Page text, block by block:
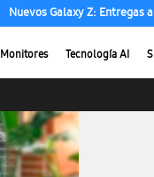
Nuevos Galaxy Z: Entregas
Monitores Tecnología AI